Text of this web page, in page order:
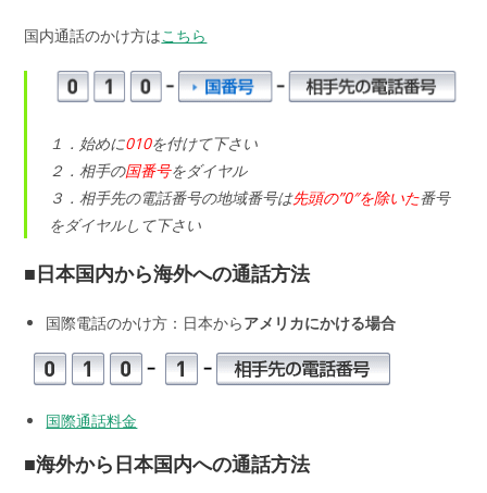
国内通話のかけ方はこちら
１．始めに010を付けて下さい
２．相手の国番号をダイヤル
３．相手先の電話番号の地域番号は先頭の”0″を除いた番号
をダイヤルして下さい
■日本国内から海外への通話方法
国際電話のかけ方：日本からアメリカにかける場合
国際通話料金
■海外から日本国内への通話方法